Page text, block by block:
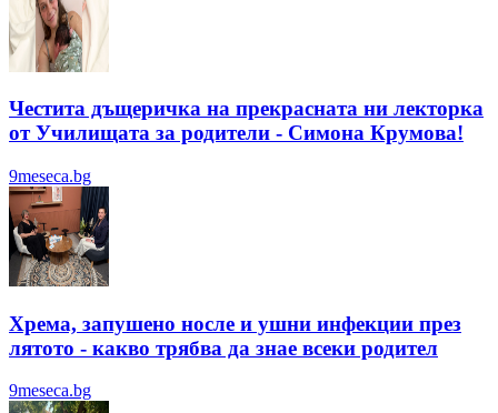
Честита дъщеричка на прекрасната ни лекторка
от Училищата за родители - Симона Крумова!
9meseca.bg
Хрема, запушено носле и ушни инфекции през
лятотo - какво трябва да знае всеки родител
9meseca.bg